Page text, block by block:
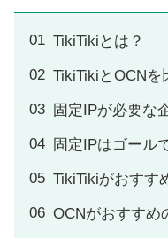
TikiTikiとは？
TikiTikiとOCNを
固定IPが必要な
固定IPはゴール
TikiTikiがおすす
OCNがおすすめ